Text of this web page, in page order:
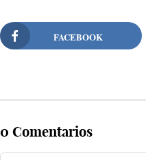
FACEBOOK
0 Comentarios